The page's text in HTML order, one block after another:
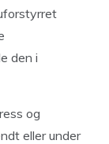
den i
og
eller under